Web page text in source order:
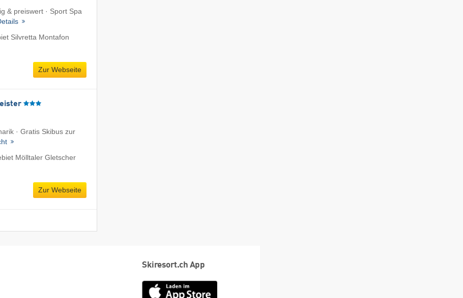
& preiswert · Sport Spa
Silvretta Montafon
Zur Webseite
· Gratis Skibus zur
Mölltaler Gletscher
Zur Webseite
Skiresort.ch App
App
Store